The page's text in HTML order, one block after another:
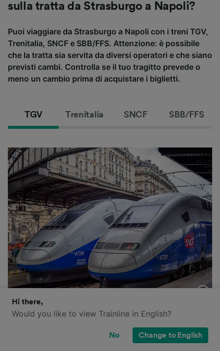
sulla tratta da Strasburgo a Napoli?
Puoi viaggiare da Strasburgo a Napoli con i treni TGV,
Trenitalia, SNCF e SBB/FFS. Attenzione: è possibile
che la tratta sia servita da diversi operatori e che siano
previsti cambi. Controlla se il tuo tragitto prevede o
meno un cambio prima di acquistare i biglietti.
TGV Trenitalia SNCF SBB/FFS
Il TGV è il treno ad alta velocità (320 km/h) più
importante di SNCF e non solo collega le principali
città della Francia, ma consente di raggiungere anche
altre città europee, come Amsterdam, Stoccarda,
Hi there,
Would you like to view Trainline in English?
No Change to English